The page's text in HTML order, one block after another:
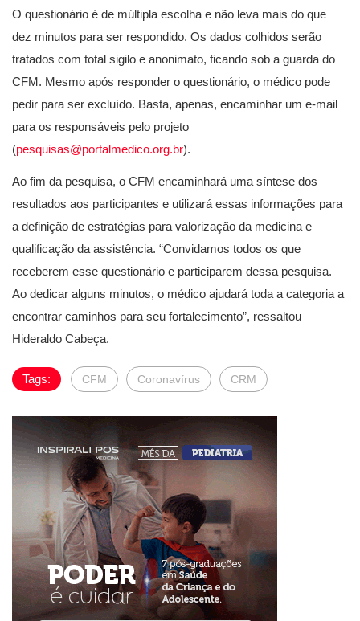
O questionário é de múltipla escolha e não leva mais do que
dez minutos para ser respondido. Os dados colhidos serão
tratados com total sigilo e anonimato, ficando sob a guarda do
CFM. Mesmo após responder o questionário, o médico pode
pedir para ser excluído. Basta, apenas, encaminhar um e-mail
para os responsáveis pelo projeto
(pesquisas@portalmedico.org.br).
Ao fim da pesquisa, o CFM encaminhará uma síntese dos
resultados aos participantes e utilizará essas informações para
a definição de estratégias para valorização da medicina e
qualificação da assistência. “Convidamos todos os que
receberem esse questionário e participarem dessa pesquisa.
Ao dedicar alguns minutos, o médico ajudará toda a categoria a
encontrar caminhos para seu fortalecimento”, ressaltou
Hideraldo Cabeça.
Tags: CFM Coronavírus CRM